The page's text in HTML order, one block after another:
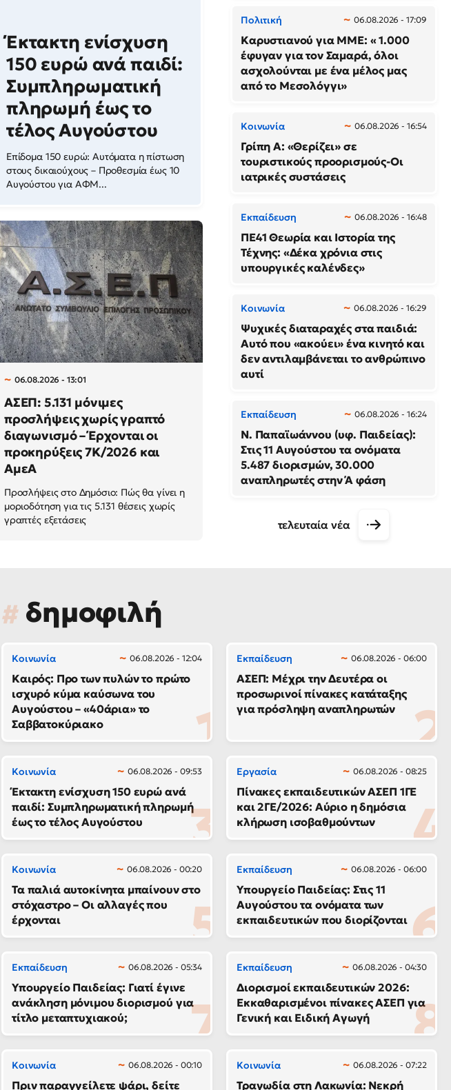
Έκτακτη ενίσχυση
150 ευρώ ανά παιδί:
Συμπληρωματική
πληρωμή έως το
τέλος Αυγούστου
Επίδομα 150 ευρώ: Αυτόματα η πίστωση
στους δικαιούχους – Προθεσμία έως 10
Αυγούστου για ΑΦΜ...
06.08.2026 - 13:01
ΑΣΕΠ: 5.131 μόνιμες
προσλήψεις χωρίς γραπτό
διαγωνισμό – Έρχονται οι
προκηρύξεις 7Κ/2026 και
ΑμεΑ
Προσλήψεις στο Δημόσιο: Πώς θα γίνει η
μοριοδότηση για τις 5.131 θέσεις χωρίς
γραπτές εξετάσεις
Πολιτική 06.08.2026 - 17:09
Καρυστιανού για ΜΜΕ: « 1.000
έφυγαν για τον Σαμαρά, όλοι
ασχολούνται με ένα μέλος μας
από το Μεσολόγγι»
Κοινωνία 06.08.2026 - 16:54
Γρίπη Α: «Θερίζει» σε
τουριστικούς προορισμούς-Οι
ιατρικές συστάσεις
Εκπαίδευση 06.08.2026 - 16:48
ΠΕ41 Θεωρία και Ιστορία της
Τέχνης: «Δέκα χρόνια στις
υπουργικές καλένδες»
Κοινωνία 06.08.2026 - 16:29
Ψυχικές διαταραχές στα παιδιά:
Αυτό που «ακούει» ένα κινητό και
δεν αντιλαμβάνεται το ανθρώπινο
αυτί
Εκπαίδευση 06.08.2026 - 16:24
N. Παπαϊωάννου (υφ. Παιδείας):
Στις 11 Αυγούστου τα ονόματα
5.487 διορισμών, 30.000
αναπληρωτές στην Ά φάση
τελευταία νέα
δημοφιλή
Κοινωνία 06.08.2026 - 12:04
Καιρός: Προ των πυλών το πρώτο
ισχυρό κύμα καύσωνα του
Αυγούστου – «40άρια» το
Σαββατοκύριακο
Εκπαίδευση 06.08.2026 - 06:00
ΑΣΕΠ: Μέχρι την Δευτέρα οι
προσωρινοί πίνακες κατάταξης
για πρόσληψη αναπληρωτών
Κοινωνία 06.08.2026 - 09:53
Έκτακτη ενίσχυση 150 ευρώ ανά
παιδί: Συμπληρωματική πληρωμή
έως το τέλος Αυγούστου
Εργασία 06.08.2026 - 08:25
Πίνακες εκπαιδευτικών ΑΣΕΠ 1ΓΕ
και 2ΓΕ/2026: Αύριο η δημόσια
κλήρωση ισοβαθμούντων
Κοινωνία 06.08.2026 - 00:20
Τα παλιά αυτοκίνητα μπαίνουν στο
στόχαστρο – Οι αλλαγές που
έρχονται
Εκπαίδευση 06.08.2026 - 06:00
Υπουργείο Παιδείας: Στις 11
Αυγούστου τα ονόματα των
εκπαιδευτικών που διορίζονται
Εκπαίδευση 06.08.2026 - 05:34
Υπουργείο Παιδείας: Γιατί έγινε
ανάκληση μόνιμου διορισμού για
τίτλο μεταπτυχιακού;
Εκπαίδευση 06.08.2026 - 04:30
Διορισμοί εκπαιδευτικών 2026:
Εκκαθαρισμένοι πίνακες ΑΣΕΠ για
Γενική και Ειδική Αγωγή
Κοινωνία 06.08.2026 - 00:10
Πριν παραγγείλετε ψάρι, δείτε
Κοινωνία 06.08.2026 - 07:22
Τραγωδία στη Λακωνία: Νεκρή